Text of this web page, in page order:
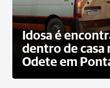
Idosa é
dentro de casa
Odete em